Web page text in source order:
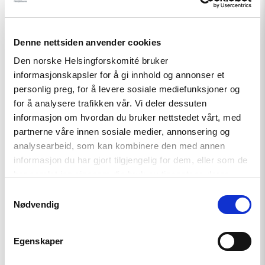
Denne nettsiden anvender cookies
Den norske Helsingforskomité bruker
informasjonskapsler for å gi innhold og annonser et
personlig preg, for å levere sosiale mediefunksjoner og
for å analysere trafikken vår. Vi deler dessuten
informasjon om hvordan du bruker nettstedet vårt, med
partnerne våre innen sosiale medier, annonsering og
analysearbeid, som kan kombinere den med annen
informasjon du har gjort tilgjengelig for dem, eller som de
Nødvendig
Egenskaper
Rapport
Rapport om Norge til FNs
FNs